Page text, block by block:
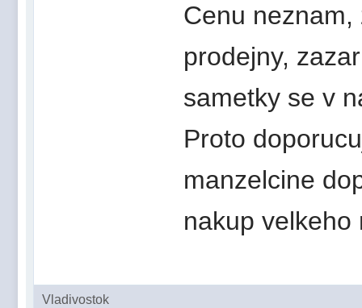
Cenu
prodejny,
sametky se v
Proto
manzelcine
nakup
Vladivostok